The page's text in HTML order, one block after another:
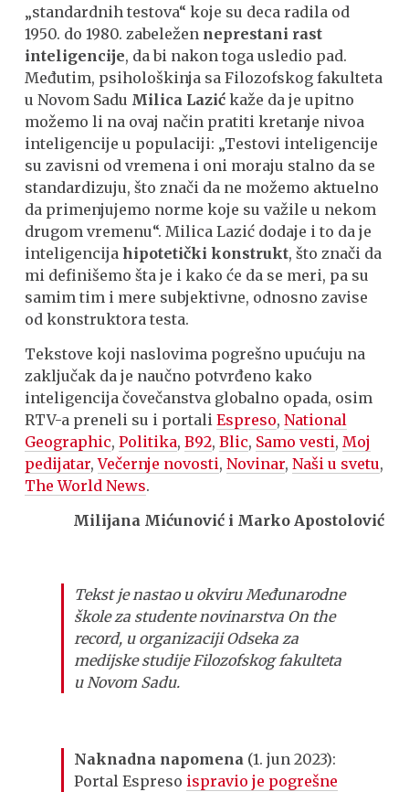
„standardnih testova“ koje su deca radila od
1950. do 1980. zabeležen neprestani rast
inteligencije, da bi nakon toga usledio pad.
Međutim, psihološkinja sa Filozofskog fakulteta
u Novom Sadu Milica Lazić kaže da je upitno
možemo li na ovaj način pratiti kretanje nivoa
inteligencije u populaciji: „Testovi inteligencije
su zavisni od vremena i oni moraju stalno da se
standardizuju, što znači da ne možemo aktuelno
da primenjujemo norme koje su važile u nekom
drugom vremenu“. Milica Lazić dodaje i to da je
inteligencijahipotetički konstrukt, što znači da
mi definišemo šta je i kako će da se meri, pa su
samim tim i mere subjektivne, odnosno zavise
od konstruktora testa.
Tekstove koji naslovima pogrešno upućuju na
zaključak da je naučno potvrđeno kako
inteligencija čovečanstva globalno opada, osim
RTV-a preneli su i portaliEspreso,National
Geographic,Politika,B92,Blic, Samo vesti,Moj
pedijatar,Večernje novosti,Novinar,Naši u svetu,
The World News.
Milijana Mićunović i Marko Apostolović
Tekst je nastao u okviru Međunarodne
škole za studente novinarstva On the
record, u organizaciji Odseka za
medijske studije Filozofskog fakulteta
u Novom Sadu.
Naknadna napomena (1. jun 2023):
Portal Espreso ispravio je pogrešne